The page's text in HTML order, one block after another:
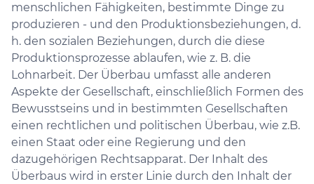
menschlichen Fähigkeiten, bestimmte Dinge zu
produzieren - und den Produktionsbeziehungen, d.
h. den sozialen Beziehungen, durch die diese
Produktionsprozesse ablaufen, wie z. B. die
Lohnarbeit. Der Überbau umfasst alle anderen
Aspekte der Gesellschaft, einschließlich Formen des
Bewusstseins und in bestimmten Gesellschaften
einen rechtlichen und politischen Überbau, wie z.B.
einen Staat oder eine Regierung und den
dazugehörigen Rechtsapparat. Der Inhalt des
Überbaus wird in erster Linie durch den Inhalt der